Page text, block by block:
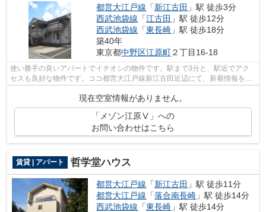
都営大江戸線 「新江古田 」駅 徒歩3分
西武池袋線 「江古田 」駅 徒歩12分
西武池袋線 「東長崎 」駅 徒歩18分
築40年
東京都中野区江原町２丁目16-18
使い勝手の良いアパートでイチオシの物件です。駅まで3分と、駅近でアク
セスも良好な物件です。ココ都営大江戸線新江古田近辺にて、新着情報をお
現在空室情報がありません。
「メゾン江原Ⅴ」への
お問い合わせはこちら
賃貸 | アパート 哲学堂ハウス
都営大江戸線 「新江古田 」駅 徒歩11分
都営大江戸線 「落合南長崎 」駅 徒歩14分
西武池袋線 「東長崎 」駅 徒歩14分